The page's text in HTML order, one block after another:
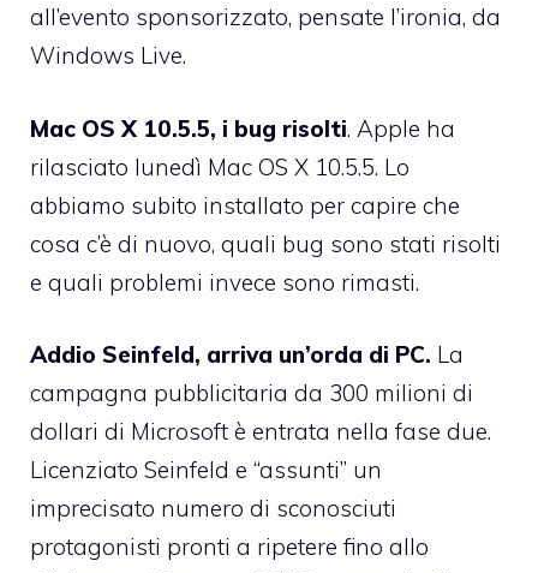
all’evento sponsorizzato, pensate l’ironia, da
Windows Live.
Mac OS X 10.5.5, i bug risolti. Apple ha
rilasciato lunedì Mac OS X 10.5.5. Lo
abbiamo subito installato per capire che
cosa c’è di nuovo, quali bug sono stati risolti
e quali problemi invece sono rimasti.
Addio Seinfeld, arriva un’orda di PC. La
campagna pubblicitaria da 300 milioni di
dollari di Microsoft è entrata nella fase due.
Licenziato Seinfeld e “assunti” un
imprecisato numero di sconosciuti
protagonisti pronti a ripetere fino allo